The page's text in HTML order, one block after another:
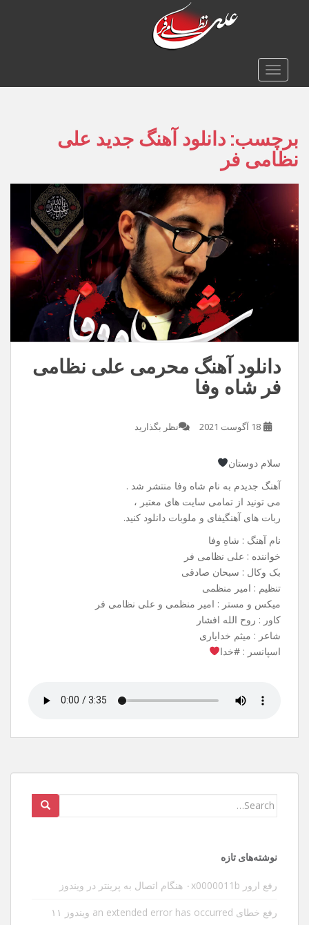
o
TOGGLE NAVIGATION
برچسب: دانلود آهنگ جدید علی
نظامی فر
دانلود آهنگ محرمی علی نظامی
فر شاه وفا
18 آگوست 2021 نظر بگذارید
سلام دوستان
آهنگ جدیدم به نام شاه وفا منتشر شد .
می تونید از تمامی سایت های معتبر ،
ربات های آهنگیفای و ملوبات دانلود کنید.
نام آهنگ : شاهِ وفا
خواننده : علی نظامی فر
بک وکال : سبحان صادقی
تنظیم : امیر منظمی
میکس و مستر : امیر منظمی و علی نظامی فر
کاور : روح الله افشار
شاعر : میثم خدایاری
اسپانسر : #خدا
Search
نوشته‌های تازه
رفع ارور ۰x0000011b هنگام اتصال به پرینتر در ویندوز
رفع خطای an extended error has occurred ویندوز ۱۱